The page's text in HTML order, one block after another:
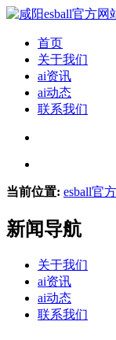
首页
关于我们
ai资讯
ai动态
联系我们
当前位置: esball官
新闻导航
关于我们
ai资讯
ai动态
联系我们